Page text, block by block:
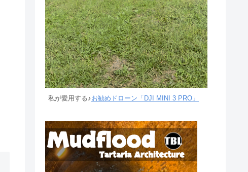
私が愛用する♪お勧めドローン「DJI MINI 3 PRO」